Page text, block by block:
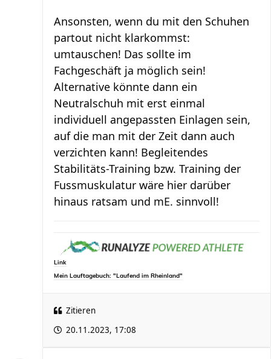
Ansonsten, wenn du mit den Schuhen
partout nicht klarkommst:
umtauschen! Das sollte im
Fachgeschäft ja möglich sein!
Alternative könnte dann ein
Neutralschuh mit erst einmal
individuell angepassten Einlagen sein,
auf die man mit der Zeit dann auch
verzichten kann! Begleitendes
Stabilitäts-Training bzw. Training der
Fussmuskulatur wäre hier darüber
hinaus ratsam und mE. sinnvoll!
Link
Mein Lauftagebuch: "Laufend im Rheinland"
Zitieren
20.11.2023, 17:08